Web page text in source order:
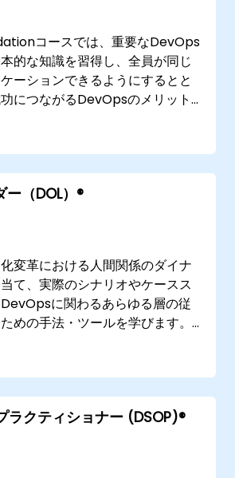
コースでは、重要なDevOps
的な知識を習得し、全員が同じ
ーションできるようにするとと
につながるDevOpsのメリット
（DOL）®
変革における人間関係のダイナ
て、実際のシナリオやケースス
に関わるあらゆる層の従
めの手法・ツールを学びます。
で即活用できる具体的な成果物
しょう。
ラクティショナー (DSOP)®